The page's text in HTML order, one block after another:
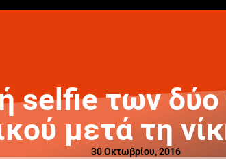
selfie των
μετά τη
30 Οκτωβρίου, 2016